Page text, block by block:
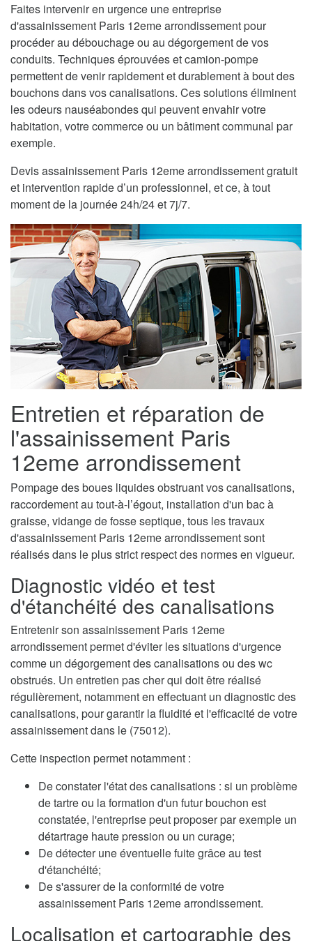
Faites intervenir en urgence une entreprise
d'assainissement Paris 12eme arrondissement pour
procéder au débouchage ou au dégorgement de vos
conduits. Techniques éprouvées et camion-pompe
permettent de venir rapidement et durablement à bout des
bouchons dans vos canalisations. Ces solutions éliminent
les odeurs nauséabondes qui peuvent envahir votre
habitation, votre commerce ou un bâtiment communal par
exemple.
Devis assainissement Paris 12eme arrondissement gratuit
et intervention rapide d’un professionnel, et ce, à tout
moment de la journée 24h/24 et 7j/7.
Entretien et réparation de
l'assainissement Paris
12eme arrondissement
Pompage des boues liquides obstruant vos canalisations,
raccordement au tout-à-l’égout, installation d'un bac à
graisse, vidange de fosse septique, tous les travaux
d'assainissement Paris 12eme arrondissement sont
réalisés dans le plus strict respect des normes en vigueur.
Diagnostic vidéo et test
d'étanchéité des canalisations
Entretenir son assainissement Paris 12eme
arrondissement permet d'éviter les situations d'urgence
comme un dégorgement des canalisations ou des wc
obstrués. Un entretien pas cher qui doit être réalisé
régulièrement, notamment en effectuant un diagnostic des
canalisations, pour garantir la fluidité et l'efficacité de votre
assainissement dans le (75012).
Cette inspection permet notamment :
De constater l'état des canalisations : si un problème
de tartre ou la formation d'un futur bouchon est
constatée, l'entreprise peut proposer par exemple un
détartrage haute pression ou un curage;
De détecter une éventuelle fuite grâce au test
d'étanchéité;
De s'assurer de la conformité de votre
assainissement Paris 12eme arrondissement.
Localisation et cartographie des